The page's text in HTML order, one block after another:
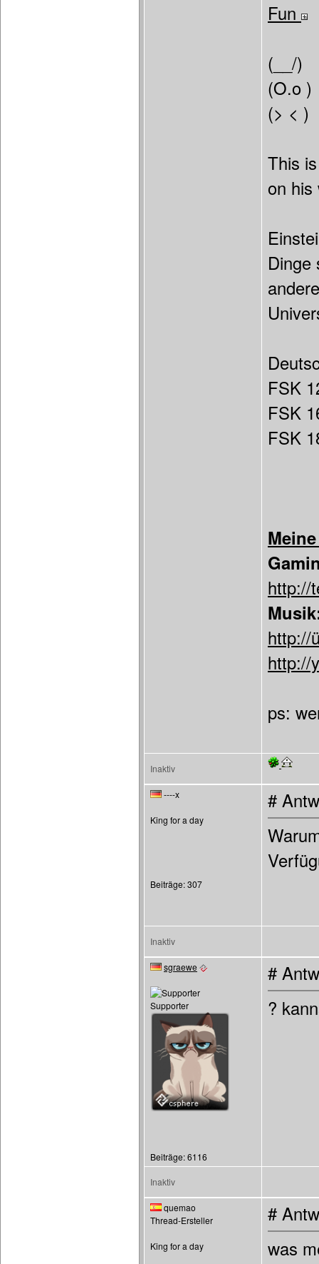
Fun
(__/)
(O.o )
(> < )
This
on his
Dinge
FSK
FSK
FSK
http://
http://
http://
ps:
Inaktiv
----x
King for a day
Beiträge: 307
#
Inaktiv
sgraewe
Supporter
Beiträge: 6116
#
?
Inaktiv
quemao
Thread-Ersteller
King for a day
#
was